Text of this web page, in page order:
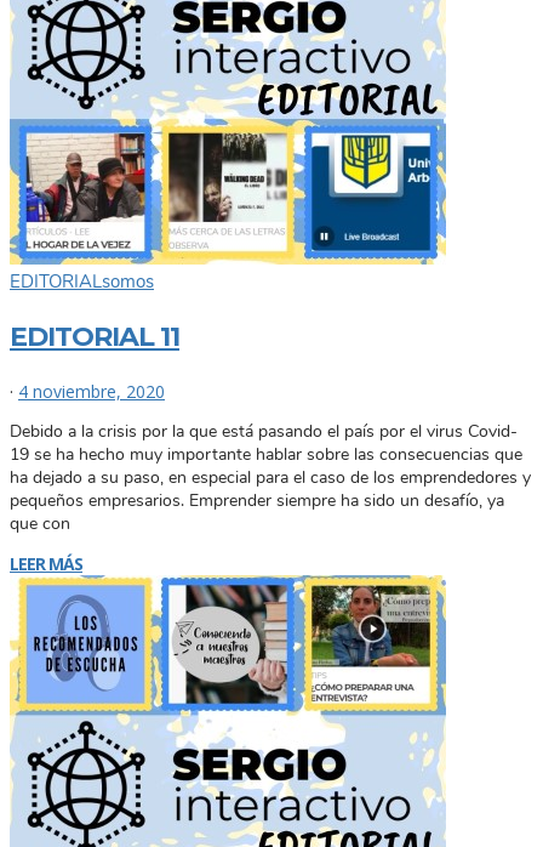
EDITORIALsomos
EDITORIAL 11
· 4 noviembre, 2020
Debido a la crisis por la que está pasando el país por el virus Covid-
19 se ha hecho muy importante hablar sobre las consecuencias que
ha dejado a su paso, en especial para el caso de los emprendedores y
pequeños empresarios. Emprender siempre ha sido un desafío, ya
que con
LEER MÁS